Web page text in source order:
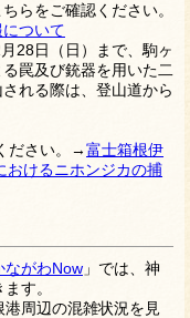
らをご確認ください。
ついて
28日（日）まで、駒ヶ
罠及び銃器を用いた二
れる際は、登山道から
ださい。→富士箱根伊
おけるニホンジカの捕
ながわNow 」では、神
す。
周辺の混雑状況を見